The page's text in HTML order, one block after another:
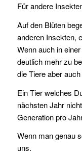
Für andere
Auf den Blüten
anderen Insekten,
Wenn auch in
deutlich mehr zu
die Tiere aber
Ein Tier welches
nächsten Jahr
Generation pro
Wenn man genau
uns.